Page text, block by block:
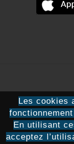
Les cookies
En utilisant
acceptez